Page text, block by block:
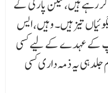
رہے ہیں، لیکن پارٹی کے
تیز ہیں۔ وہیں، ایس
کے عہدے کے لیے کسی
جلد ہی یہ ذمہ داری کسی